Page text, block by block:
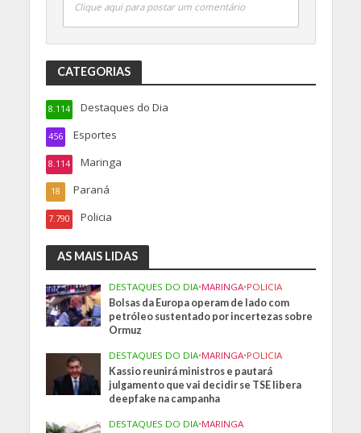
Clique aqui para postar um comentário
CATEGORIAS
Destaques do Dia
8.114
Esportes
456
Maringa
8.114
Paraná
18
Policia
7.790
AS MAIS LIDAS
DESTAQUES DO DIA•MARINGA•POLICIA
Bolsas da Europa operam de lado com
petróleo sustentado por incertezas sobre
Ormuz
DESTAQUES DO DIA•MARINGA•POLICIA
Kassio reunirá ministros e pautará
julgamento que vai decidir se TSE libera
deepfake na campanha
DESTAQUES DO DIA•MARINGA